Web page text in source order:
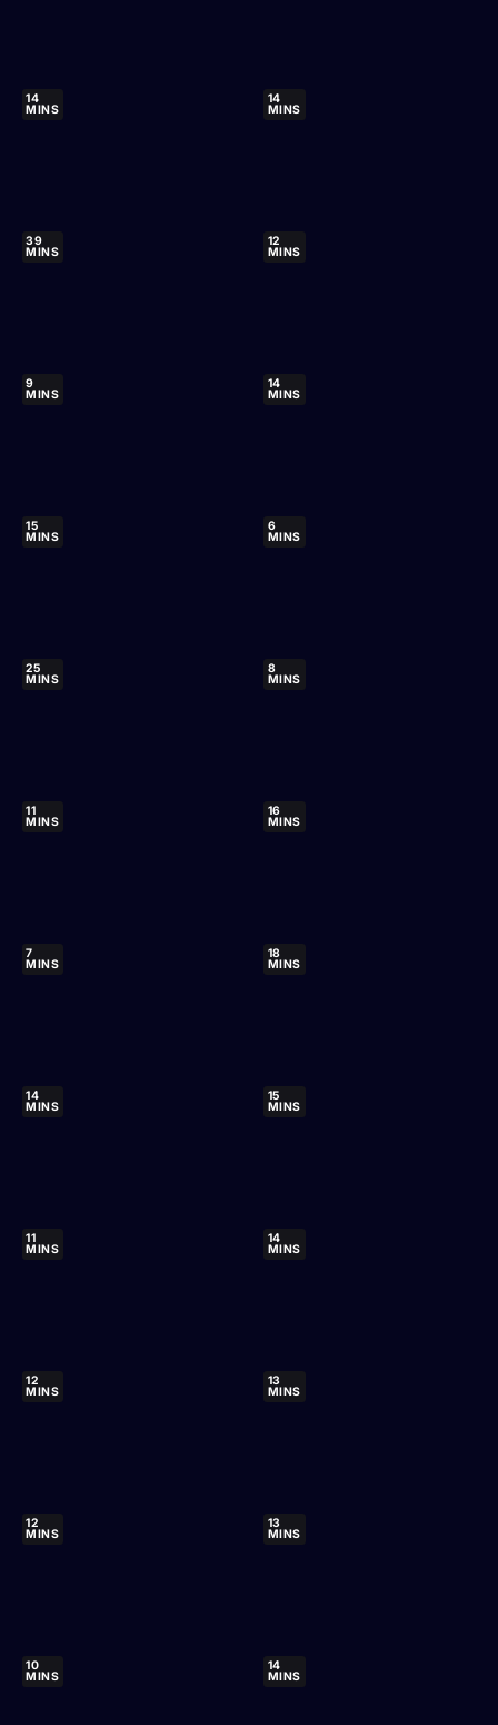
14
MINS
14
MINS
39
MINS
12
MINS
9
MINS
14
MINS
15
MINS
6
MINS
25
MINS
8
MINS
11
MINS
16
MINS
7
MINS
18
MINS
14
MINS
15
MINS
11
MINS
14
MINS
12
MINS
13
MINS
12
MINS
13
MINS
10
MINS
14
MINS